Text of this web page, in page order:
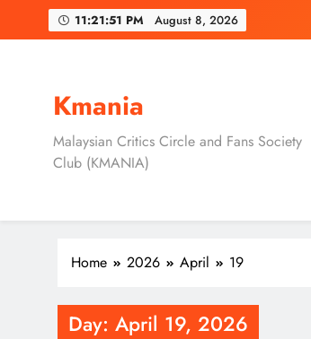
11:21:51 PM August 8, 2026
Kmania
Malaysian Critics Circle and Fans Society
Club (KMANIA)
Home 2026 April 19
Day: April 19, 2026